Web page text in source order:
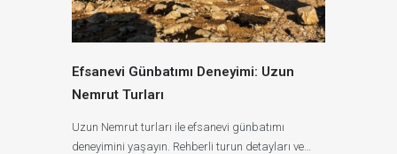
Efsanevi Günbatımı Deneyimi: Uzun
Nemrut Turları
Uzun Nemrut turları ile efsanevi günbatımı
deneyimini yaşayın. Rehberli turun detayları ve…